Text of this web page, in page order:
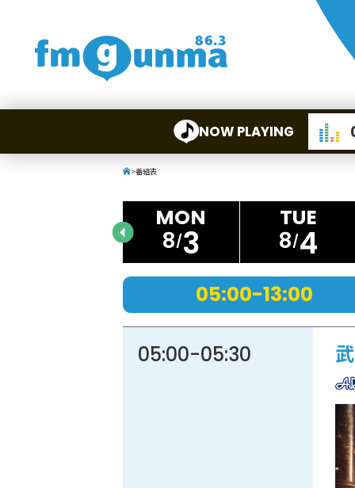
NOW PLAYING
>番組表
8 3 8 4
05:00-13:00
05:00-05:30